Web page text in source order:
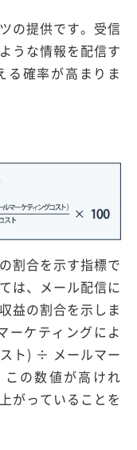
の提供です。受信
うな情報を配信す
る確率が高まりま
割合を示す指標で
は、メール配信に
益の割合を示しま
ーケティングによ
ト) ÷ メールマー
の数値が高けれ
がっていることを